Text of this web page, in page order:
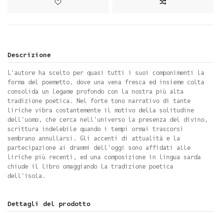
Descrizione
L'autore ha scelto per quasi tutti i suoi componimenti la
forma del poemetto, dove una vena fresca ed insieme colta
consolida un legame profondo con la nostra più alta
tradizione poetica. Nel forte tono narrativo di tante
liriche vibra costantemente il motivo della solitudine
dell'uomo, che cerca nell'universo la presenza del divino,
scrittura indelebile quando i tempi ormai trascorsi
sembrano annullarsi. Gli accenti di attualità e la
partecipazione ai drammi dell'oggi sono affidati alle
liriche più recenti, ed una composizione in lingua sarda
chiude il libro omaggiando la tradizione poetica
dell'isola.
Dettagli del prodotto